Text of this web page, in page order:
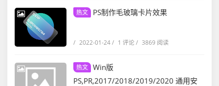
热文 PS制作毛玻璃卡片效果
/ 2022-01-24/ 1 评论/ 3869 阅读
热文 Win版
PS,PR,2017/2018/2019/2020 通用安